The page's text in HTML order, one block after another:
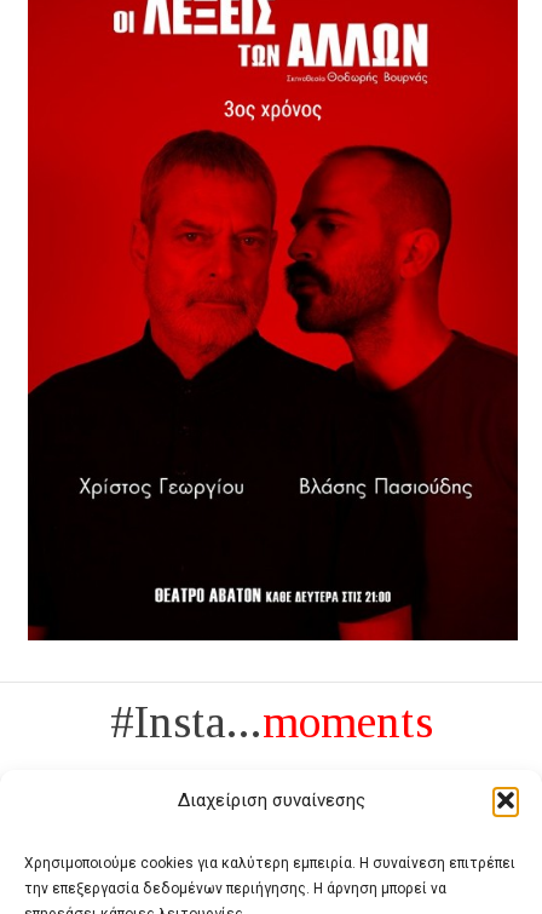
Διαχείριση συναίνεσης
Χρησιμοποιούμε cookies για καλύτερη εμπειρία. Η συναίνεση επιτρέπει
την επεξεργασία δεδομένων περιήγησης. Η άρνηση μπορεί να
#Insta...moments
Πολυτέλεια δεν είναι το αντίθετο της ανέχειας, είναι το αντίθετο της